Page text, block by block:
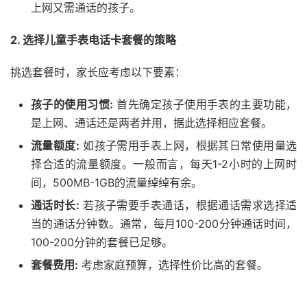
上网又需通话的孩子。
2. 选择儿童手表电话卡套餐的策略
挑选套餐时，家长应考虑以下要素：
孩子的使用习惯: 首先确定孩子使用手表的主要功能，
是上网、通话还是两者并用，据此选择相应套餐。
流量额度: 如孩子需用手表上网，根据其日常使用量选
择合适的流量额度。一般而言，每天1-2小时的上网时
间，500MB-1GB的流量绰绰有余。
通话时长: 若孩子需要手表通话，根据通话需求选择适
当的通话分钟数。通常，每月100-200分钟通话时间，
100-200分钟的套餐已足够。
套餐费用: 考虑家庭预算，选择性价比高的套餐。